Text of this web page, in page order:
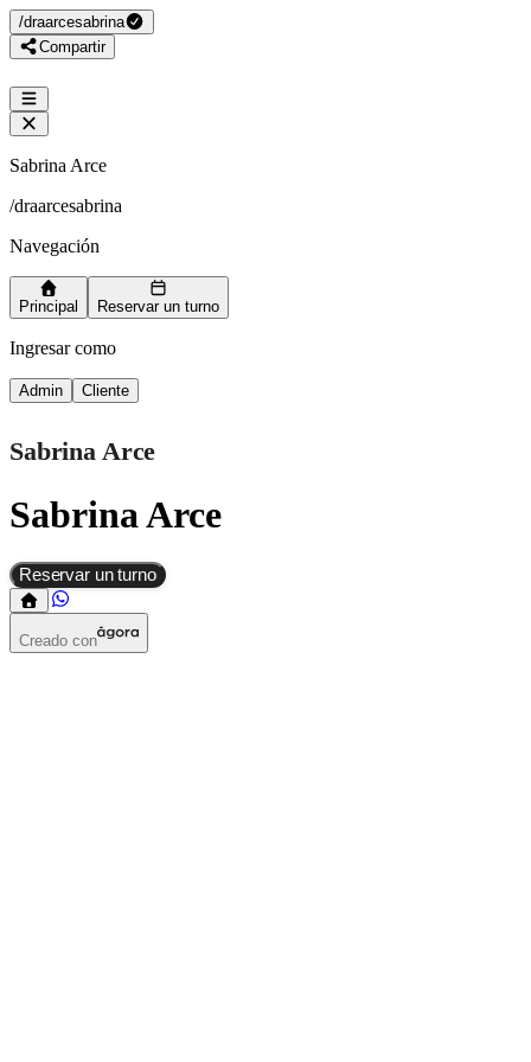
/draarcesabrina
Compartir
Sabrina Arce
/draarcesabrina
Navegación
Principal Reservar un turno
Ingresar como
Admin Cliente
Sabrina Arce
Sabrina Arce
Reservar un turno
Creado con